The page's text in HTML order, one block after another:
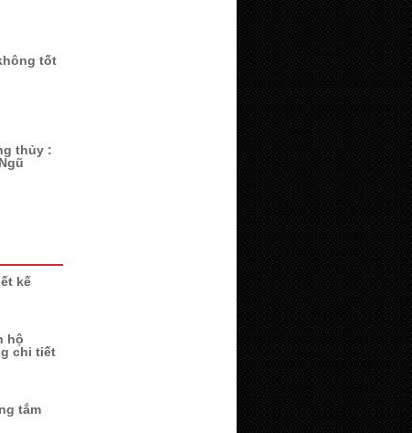
tốt
thủy :
kế
hộ
chi tiết
tắm